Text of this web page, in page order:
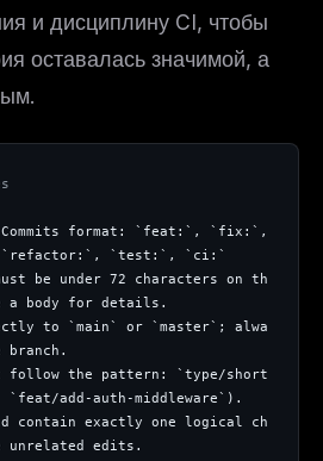
и дисциплину CI, чтобы
оставалась значимой, а
Commits format: `feat:`, `fix:`,
`refactor:`, `test:`, `ci:`
be under 72 characters on th
a body for details.
to `main` or `master`; alwa
follow the pattern: `type/short
add-auth-middleware`).
contain exactly one logical ch
unrelated edits.